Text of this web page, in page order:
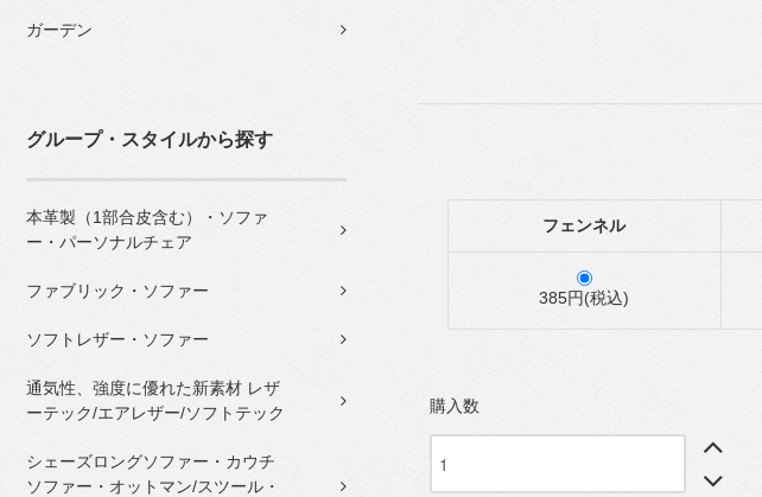
ガーデン
グループ・スタイルから探す
本革製（1部合皮含む）・ソファ
ー・パーソナルチェア
ファブリック・ソファー
ソフトレザー・ソファー
通気性、強度に優れた新素材 レザ
ーテック/エアレザー/ソフトテック
シェーズロングソファー・カウチ
ソファー・オットマン/スツール・
フェンネル
385円(税込)
購入数